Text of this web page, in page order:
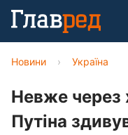
Новини › Україна
Невже через
Путіна